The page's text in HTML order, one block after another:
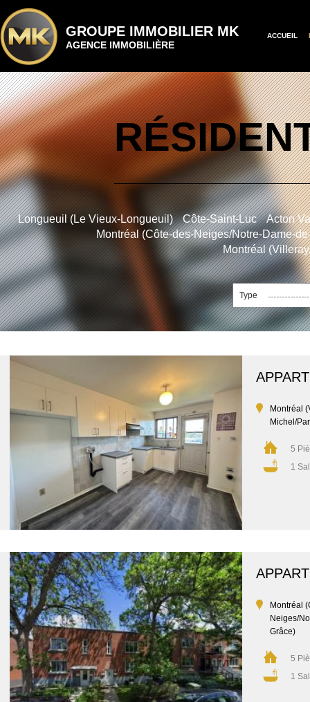
GROUPE IMMOBILIER MK
AGENCE IMMOBILIÈRE
ACCUEIL
Longueuil (Le Vieux-Longueuil) Côte-Saint-Luc
Acton
Montréal (Côte-des-Neiges/Notre-Dame-
Montréal
Type
Montréal
Michel/
5
1
Montréal
Neiges/
Grâce)
5
1